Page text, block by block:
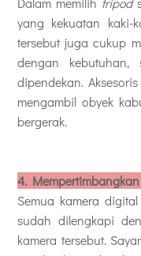
yang kekuatan kaki-
tersebut juga cukup
dengan kebutuhan,
dipendekan.
mengambil obyek
bergerak.
4. Mempertimbangkan
Semua kamera
sudah dilengkapi
kamera tersebut.